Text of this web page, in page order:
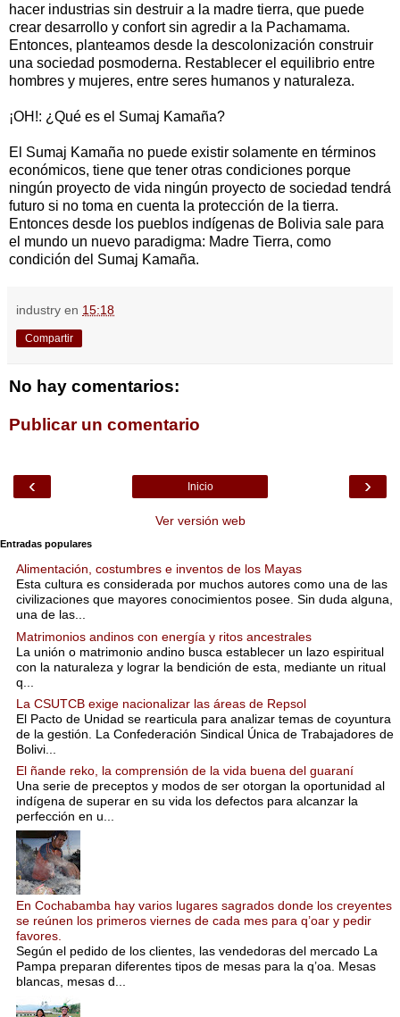
hacer industrias sin destruir a la madre tierra, que puede
crear desarrollo y confort sin agredir a la Pachamama.
Entonces, planteamos desde la descolonización construir
una sociedad posmoderna. Restablecer el equilibrio entre
hombres y mujeres, entre seres humanos y naturaleza.
¡OH!: ¿Qué es el Sumaj Kamaña?
El Sumaj Kamaña no puede existir solamente en términos
económicos, tiene que tener otras condiciones porque
ningún proyecto de vida ningún proyecto de sociedad tendrá
futuro si no toma en cuenta la protección de la tierra.
Entonces desde los pueblos indígenas de Bolivia sale para
el mundo un nuevo paradigma: Madre Tierra, como
condición del Sumaj Kamaña.
industry en 15:18
Compartir
No hay comentarios:
Publicar un comentario
‹ ›
Inicio
Ver versión web
Entradas populares
Alimentación, costumbres e inventos de los Mayas
Esta cultura es considerada por muchos autores como una de las
civilizaciones que mayores conocimientos posee. Sin duda alguna,
una de las...
Matrimonios andinos con energía y ritos ancestrales
La unión o matrimonio andino busca establecer un lazo espiritual
con la naturaleza y lograr la bendición de esta, mediante un ritual
q...
La CSUTCB exige nacionalizar las áreas de Repsol
El Pacto de Unidad se rearticula para analizar temas de coyuntura
de la gestión. La Confederación Sindical Única de Trabajadores de
Bolivi...
El ñande reko, la comprensión de la vida buena del guaraní
Una serie de preceptos y modos de ser otorgan la oportunidad al
indígena de superar en su vida los defectos para alcanzar la
perfección en u...
En Cochabamba hay varios lugares sagrados donde los creyentes
se reúnen los primeros viernes de cada mes para q’oar y pedir
favores.
Según el pedido de los clientes, las vendedoras del mercado La
Pampa preparan diferentes tipos de mesas para la q’oa. Mesas
blancas, mesas d...